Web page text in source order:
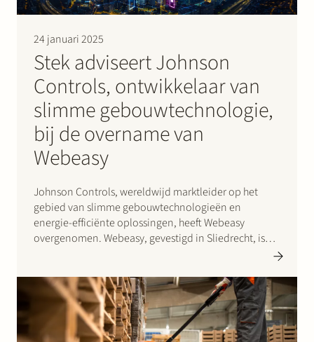
24 januari 2025
Stek adviseert Johnson
Controls, ontwikkelaar van
slimme gebouwtechnologie,
bij de overname van
Webeasy
Johnson Controls, wereldwijd marktleider op het
gebied van slimme gebouwtechnologieën en
energie-efficiënte oplossingen, heeft Webeasy
overgenomen. Webeasy, gevestigd in Sliedrecht, is
gebouwen. Met de overname van Webeasy verstevigt
Johnson Controls haar positie in de groeiende
Europese markt voor slimme, verbonden…